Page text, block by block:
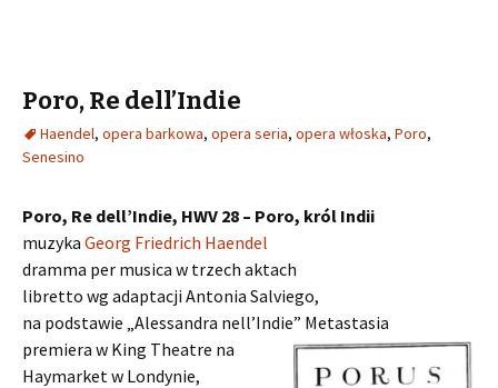
Poro, Re dell’Indie
Haendel, opera barkowa, opera seria, opera włoska, Poro,
Senesino
Poro, Re dell’Indie, HWV 28 – Poro, król Indii
muzyka Georg Friedrich Haendel
dramma per musica w trzech aktach
libretto wg adaptacji Antonia Salviego,
na podstawie „Alessandra nell’Indie” Metastasia
premiera w King Theatre na
Haymarket w Londynie,